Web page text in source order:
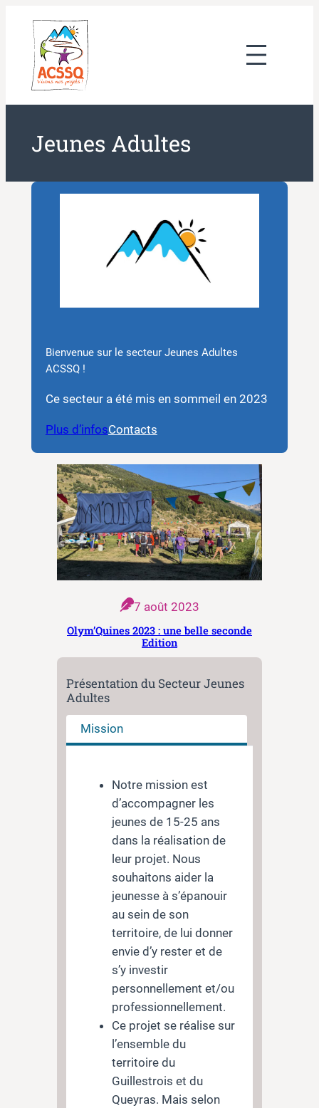
contenu
Jeunes Adultes
Bienvenue sur le secteur Jeunes Adultes
ACSSQ !
Ce secteur a été mis en sommeil en 2023
Plus d’infosContacts
7 août 2023
Olym’Quines 2023 : une belle seconde
Edition
Présentation du Secteur Jeunes
Adultes
Mission
Notre mission est
d’accompagner les
jeunes de 15-25 ans
dans la réalisation de
leur projet. Nous
souhaitons aider la
jeunesse à s’épanouir
au sein de son
territoire, de lui donner
envie d’y rester et de
s’y investir
personnellement et/ou
professionnellement.
Ce projet se réalise sur
l’ensemble du
territoire du
Guillestrois et du
Queyras. Mais selon